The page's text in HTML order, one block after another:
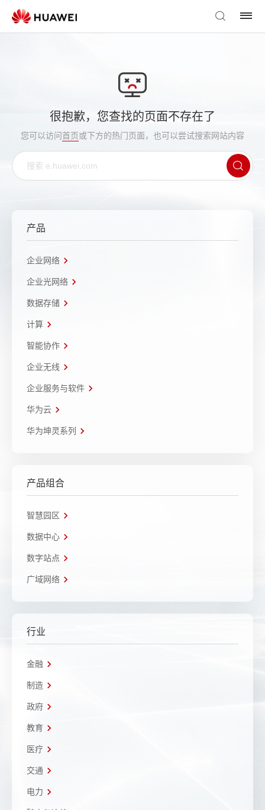
很抱歉，您查找的页面不存在了
您可以访问首页或下方的热门页面，也可以尝试搜索网站内容
产品
企业网络
企业光网络
数据存储
计算
智能协作
企业无线
企业服务与软件
华为云
华为坤灵系列
产品组合
智慧园区
数据中心
数字站点
广域网络
行业
金融
制造
政府
教育
医疗
交通
电力